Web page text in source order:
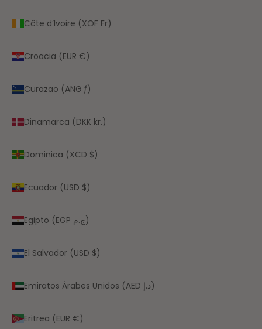
Côte d’Ivoire (XOF Fr)
Croacia (EUR €)
Curazao (ANG ƒ)
Dinamarca (DKK kr.)
Dominica (XCD $)
Ecuador (USD $)
Egipto (EGP ج.م)
El Salvador (USD $)
Emiratos Árabes Unidos (AED د.إ)
Eritrea (EUR €)